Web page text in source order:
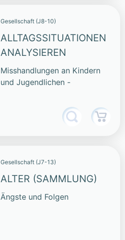
Gesellschaft (J8-10)
ALLTAGSSITUATIONEN
ANALYSIEREN
Misshandlungen an Kindern
und Jugendlichen -
Gesellschaft (J7-13)
ALTER (SAMMLUNG)
Ängste und Folgen